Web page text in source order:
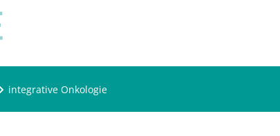
integrative Onkologie